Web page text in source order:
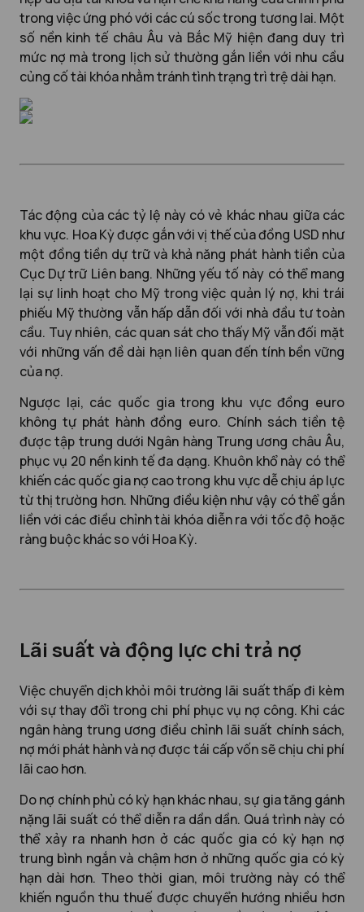
trong việc ứng phó với các cú sốc trong tương lai. Một
số nền kinh tế châu Âu và Bắc Mỹ hiện đang duy trì
mức nợ mà trong lịch sử thường gắn liền với nhu cầu
củng cố tài khóa nhằm tránh tình trạng trì trệ dài hạn.
Tác động của các tỷ lệ này có vẻ khác nhau giữa các
khu vực. Hoa Kỳ được gắn với vị thế của đồng USD như
một đồng tiền dự trữ và khả năng phát hành tiền của
Cục Dự trữ Liên bang. Những yếu tố này có thể mang
lại sự linh hoạt cho Mỹ trong việc quản lý nợ, khi trái
phiếu Mỹ thường vẫn hấp dẫn đối với nhà đầu tư toàn
cầu. Tuy nhiên, các quan sát cho thấy Mỹ vẫn đối mặt
với những vấn đề dài hạn liên quan đến tính bền vững
của nợ.
Ngược lại, các quốc gia trong khu vực đồng euro
không tự phát hành đồng euro. Chính sách tiền tệ
được tập trung dưới Ngân hàng Trung ương châu Âu,
phục vụ 20 nền kinh tế đa dạng. Khuôn khổ này có thể
khiến các quốc gia nợ cao trong khu vực dễ chịu áp lực
từ thị trường hơn. Những điều kiện như vậy có thể gắn
liền với các điều chỉnh tài khóa diễn ra với tốc độ hoặc
ràng buộc khác so với Hoa Kỳ.
Lãi suất và động lực chi trả nợ
Việc chuyển dịch khỏi môi trường lãi suất thấp đi kèm
với sự thay đổi trong chi phí phục vụ nợ công. Khi các
ngân hàng trung ương điều chỉnh lãi suất chính sách,
nợ mới phát hành và nợ được tái cấp vốn sẽ chịu chi phí
lãi cao hơn.
Do nợ chính phủ có kỳ hạn khác nhau, sự gia tăng gánh
nặng lãi suất có thể diễn ra dần dần. Quá trình này có
thể xảy ra nhanh hơn ở các quốc gia có kỳ hạn nợ
trung bình ngắn và chậm hơn ở những quốc gia có kỳ
hạn dài hơn. Theo thời gian, môi trường này có thể
khiến nguồn thu thuế được chuyển hướng nhiều hơn